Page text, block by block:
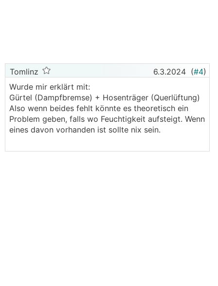
Tomlinz 6.3.2024 (#4)
Wurde mir erklärt mit:
Gürtel (Dampfbremse) + Hosenträger (Querlüftung)
Also wenn beides fehlt könnte es theoretisch ein
Problem geben, falls wo Feuchtigkeit aufsteigt. Wenn
eines davon vorhanden ist sollte nix sein.